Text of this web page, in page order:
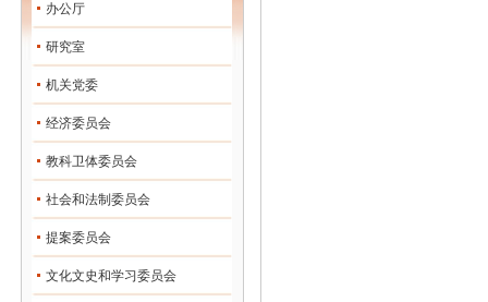
办公厅
研究室
机关党委
经济委员会
教科卫体委员会
社会和法制委员会
提案委员会
文化文史和学习委员会